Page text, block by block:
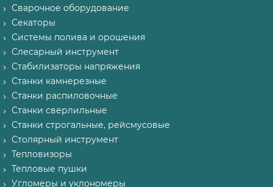
Сварочное оборудование
Секаторы
Системы полива и орошения
Слесарный инструмент
Стабилизаторы напряжения
Станки камнерезные
Станки распиловочные
Станки сверлильные
Станки строгальные, рейсмусовые
Столярный инструмент
Тепловизоры
Тепловые пушки
Угломеры и уклономеры